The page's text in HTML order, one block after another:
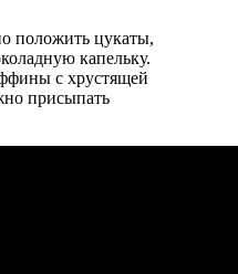
положить цукаты,
капельку.
с хрустящей
присыпать